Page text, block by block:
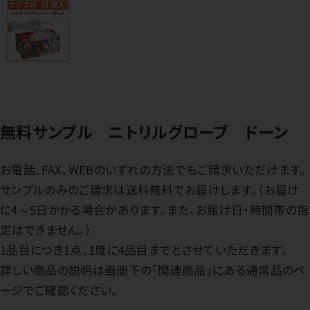
無料サンプル ニトリルグローブ ドーン
お電話、FAX、WEBのいずれの方法でもご請求いただけます。
サンプルのみのご請求は送料無料でお届けします。（お届け
に4～5日かかる場合があります。また、お届け日・時間帯の指
定はできません。）
1品目につき1点、1度に4品目までとさせていただきます。
詳しい商品の説明は画面下の「関連商品」にある通常品のペ
ージでご確認ください。